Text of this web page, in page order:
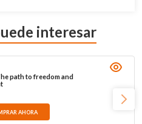
interesar
path to freedom and
AHORA